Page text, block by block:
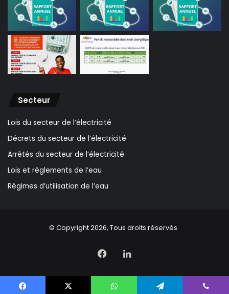
Secteur
Lois du secteur de l’électricité
Décrets du secteur de l’électricité
Arrêtés du secteur de l’électricité
Lois et règlements de l’eau
Régimes d’utilisation de l’eau
© Copyright 2026, Tous droits réservés
FacebookLinkedin